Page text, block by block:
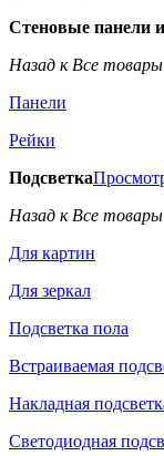
Стеновые панели
Назад к Все товары
Панели
Рейки
Подсветка
Назад к Все товары
Для картин
Для зеркал
Подсветка пола
Встраиваемая
Накладная
Светодиодная